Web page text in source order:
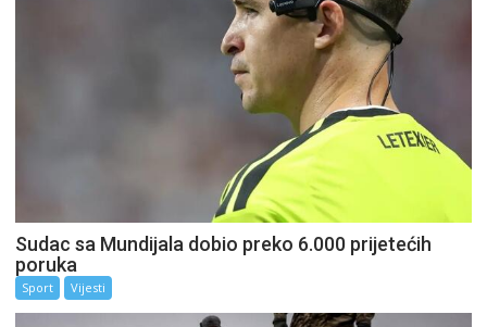
Sudac sa Mundijala dobio preko 6.000 prijetećih
poruka
Sport Vijesti